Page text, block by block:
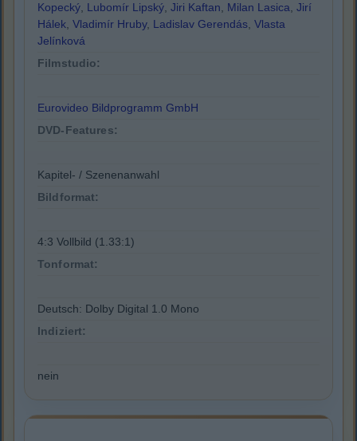
Kopecký, Lubomír Lipský, Jiri Kaftan, Milan Lasica, Jirí
Hálek, Vladimír Hruby, Ladislav Gerendás, Vlasta
Jelínková
Filmstudio:
Eurovideo Bildprogramm GmbH
DVD-Features:
Kapitel- / Szenenanwahl
Bildformat:
4:3 Vollbild (1.33:1)
Tonformat:
Deutsch: Dolby Digital 1.0 Mono
Indiziert:
nein